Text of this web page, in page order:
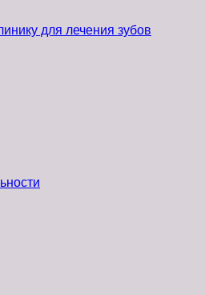
для лечения зубов